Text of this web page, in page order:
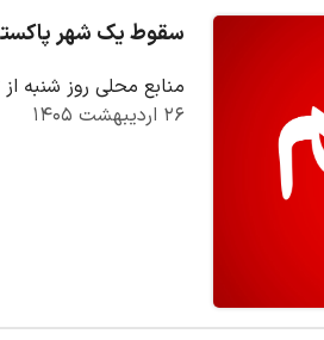
سقوط یک شهر
منابع محلی روز شنبه
۲۶ اردیبهشت ۱۴۰۵